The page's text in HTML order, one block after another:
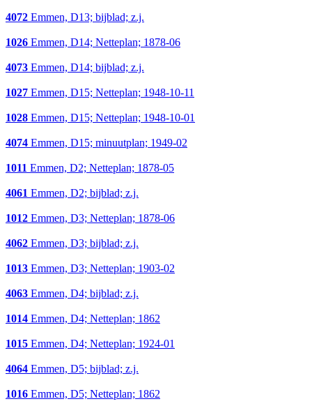
4072 Emmen, D13; bijblad; z.j.
1026 Emmen, D14; Netteplan; 1878-06
4073 Emmen, D14; bijblad; z.j.
1027 Emmen, D15; Netteplan; 1948-10-11
1028 Emmen, D15; Netteplan; 1948-10-01
4074 Emmen, D15; minuutplan; 1949-02
1011 Emmen, D2; Netteplan; 1878-05
4061 Emmen, D2; bijblad; z.j.
1012 Emmen, D3; Netteplan; 1878-06
4062 Emmen, D3; bijblad; z.j.
1013 Emmen, D3; Netteplan; 1903-02
4063 Emmen, D4; bijblad; z.j.
1014 Emmen, D4; Netteplan; 1862
1015 Emmen, D4; Netteplan; 1924-01
4064 Emmen, D5; bijblad; z.j.
1016 Emmen, D5; Netteplan; 1862